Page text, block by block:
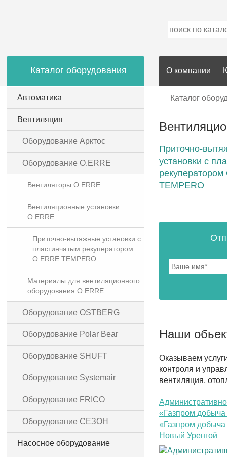
Каталог оборудования
Автоматика
Вентиляция
Оборудование Арктос
Оборудование O.ERRE
Вентиляторы O.ERRE
Вентиляционные установки
O.ERRE
Приточно-вытяжные установки с
пластинчатым рекуператором
O.ERRE TEMPERO
Материалы для вентиляционного
оборудования O.ERRE
Оборудование OSTBERG
Оборудование Polar Bear
Оборудование SHUFT
Оборудование Systemair
Оборудование FRICO
Оборудование СЕЗОН
Насосное оборудование
О компании
Каталог
Приточно-
установки с
рекуператором
TEMPERO
Наши
Оказываем
контроля и
вентиляция,
«Газпром
«Газпром
Новый Уренгой